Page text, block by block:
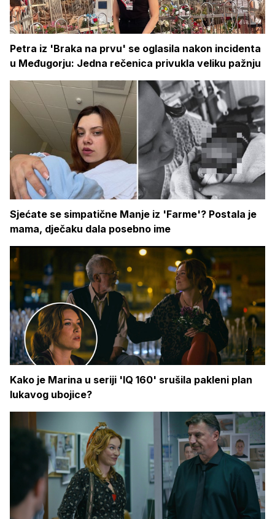
Petra iz 'Braka na prvu' se oglasila nakon incidenta
u Međugorju: Jedna rečenica privukla veliku pažnju
Sjećate se simpatične Manje iz 'Farme'? Postala je
mama, dječaku dala posebno ime
Kako je Marina u seriji 'IQ 160' srušila pakleni plan
lukavog ubojice?